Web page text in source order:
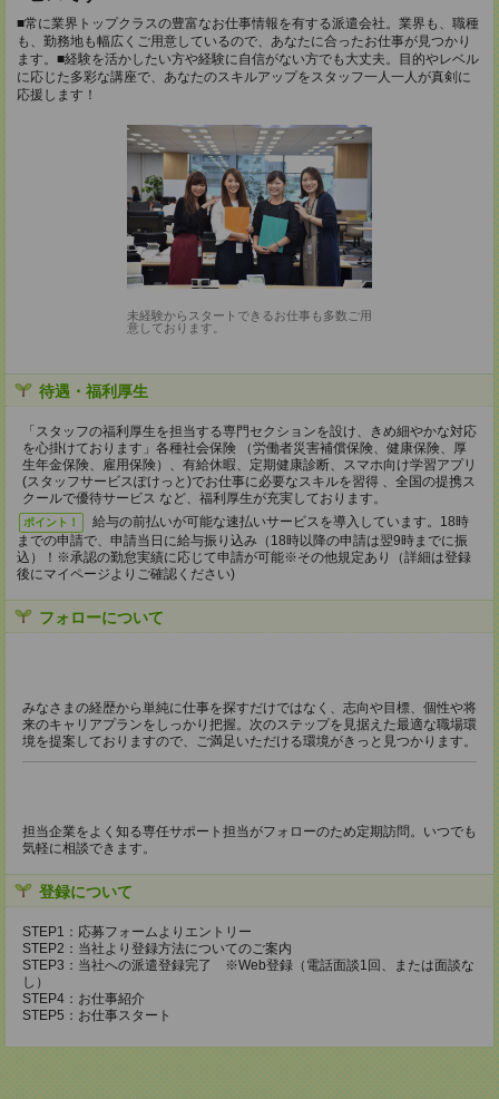
■常に業界トップクラスの豊富なお仕事情報を有する派遣会社。業界も、職種
も、勤務地も幅広くご用意しているので、あなたに合ったお仕事が見つかり
ます。■経験を活かしたい方や経験に自信がない方でも大丈夫。目的やレベル
に応じた多彩な講座で、あなたのスキルアップをスタッフ一人一人が真剣に
応援します！
未経験からスタートできるお仕事も多数ご用
意しております。
待遇・福利厚生
「スタッフの福利厚生を担当する専門セクションを設け、きめ細やかな対応
を心掛けております」各種社会保険 （労働者災害補償保険、健康保険、厚
生年金保険、雇用保険）、有給休暇、定期健康診断、スマホ向け学習アプリ
(スタッフサービスぽけっと)でお仕事に必要なスキルを習得 、全国の提携ス
クールで優待サービス など、福利厚生が充実しております。
ポイント！
給与の前払いが可能な速払いサービスを導入しています。18時
までの申請で、申請当日に給与振り込み（18時以降の申請は翌9時までに振
込）！※承認の勤怠実績に応じて申請が可能※その他規定あり（詳細は登録
後にマイページよりご確認ください)
フォローについて
みなさまの経歴から単純に仕事を探すだけではなく、志向や目標、個性や将
来のキャリアプランをしっかり把握。次のステップを見据えた最適な職場環
境を提案しておりますので、ご満足いただける環境がきっと見つかります。
担当企業をよく知る専任サポート担当がフォローのため定期訪問。いつでも
気軽に相談できます。
登録について
STEP1：応募フォームよりエントリー
STEP2：当社より登録方法についてのご案内
STEP3：当社への派遣登録完了 ※Web登録（電話面談1回、または面談な
し）
STEP4：お仕事紹介
STEP5：お仕事スタート